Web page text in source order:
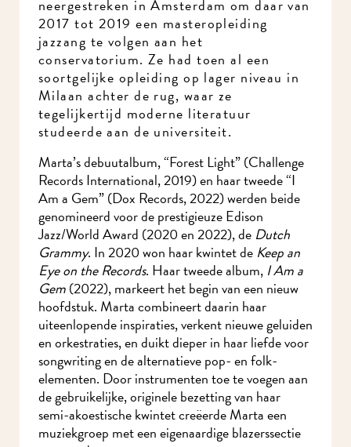
van 2017 tot 2019 een masteropleiding
jazzang te volgen aan het
conservatorium. Ze had toen al een
soortgelijke opleiding op lager niveau in
Milaan achter de rug, waar ze
tegelijkertijd moderne literatuur
studeerde aan de universiteit.
Marta’s debuutalbum, “Forest Light” (Challenge
Records International, 2019) en haar tweede “I
Am a Gem” (Dox Records, 2022) werden beide
genomineerd voor de prestigieuze Edison
Jazz/World Award (2020 en 2022), de Dutch
Grammy. In 2020 won haar kwintet de Keep an
Eye on the Records. Haar tweede album, I Am a
Gem(2022), markeert het begin van een nieuw
hoofdstuk. Marta combineert daarin haar
uiteenlopende inspiraties, verkent nieuwe
geluiden en orkestraties, en duikt dieper in haar
liefde voor songwriting en de alternatieve pop- en
folk-elementen. Door instrumenten toe te
voegen aan de gebruikelijke, originele bezetting
van haar semi-akoestische kwintet creëerde
Marta een muziekgroep met een eigenaardige